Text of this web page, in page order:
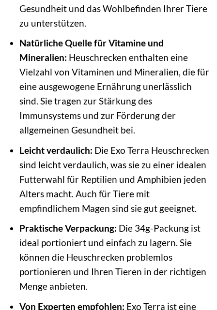
Gesundheit und das Wohlbefinden Ihrer Tiere
zu unterstützen.
Natürliche Quelle für Vitamine und
Mineralien: Heuschrecken enthalten eine
Vielzahl von Vitaminen und Mineralien, die für
eine ausgewogene Ernährung unerlässlich
sind. Sie tragen zur Stärkung des
Immunsystems und zur Förderung der
allgemeinen Gesundheit bei.
Leicht verdaulich: Die Exo Terra Heuschrecken
sind leicht verdaulich, was sie zu einer idealen
Futterwahl für Reptilien und Amphibien jeden
Alters macht. Auch für Tiere mit
empfindlichem Magen sind sie gut geeignet.
Praktische Verpackung: Die 34g-Packung ist
ideal portioniert und einfach zu lagern. Sie
können die Heuschrecken problemlos
portionieren und Ihren Tieren in der richtigen
Menge anbieten.
Von Experten empfohlen: Exo Terra ist eine